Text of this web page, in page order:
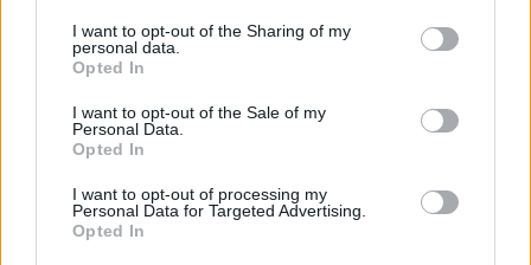
I want to opt-out of the Sharing of my
personal data.
Opted In
I want to opt-out of the Sale of my
Personal Data.
Opted In
I want to opt-out of processing my
Personal Data for Targeted Advertising.
Opted In
Events
Πέντε μέρες γεμάτες street food και μουσική
στη ΔΕΘ